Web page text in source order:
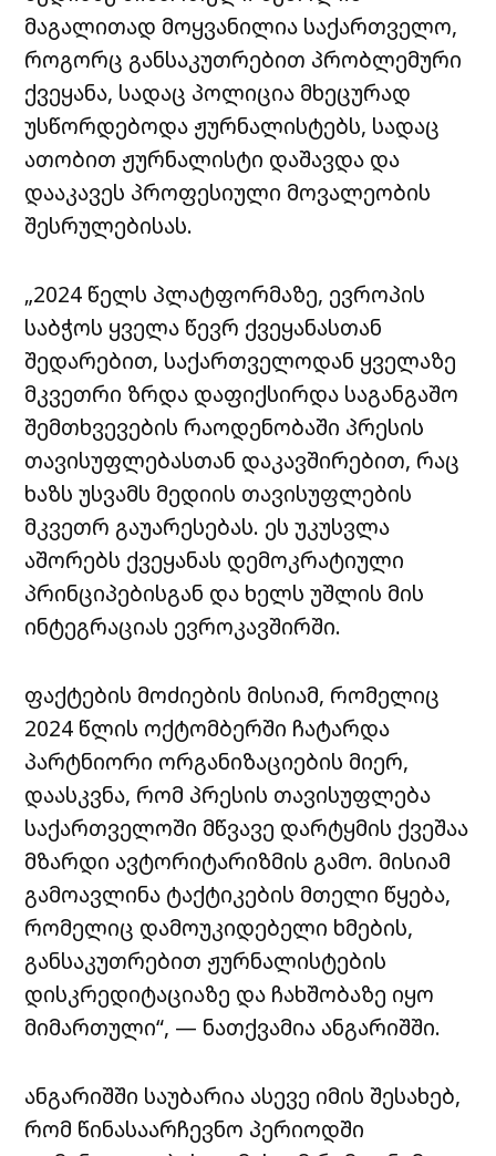
მაგალითად მოყვანილია საქართველო,
როგორც განსაკუთრებით პრობლემური
ქვეყანა, სადაც პოლიცია მხეცურად
უსწორდებოდა ჟურნალისტებს, სადაც
ათობით ჟურნალისტი დაშავდა და
დააკავეს პროფესიული მოვალეობის
შესრულებისას.
„2024 წელს პლატფორმაზე, ევროპის
საბჭოს ყველა წევრ ქვეყანასთან
შედარებით, საქართველოდან ყველაზე
მკვეთრი ზრდა დაფიქსირდა საგანგაშო
შემთხვევების რაოდენობაში პრესის
თავისუფლებასთან დაკავშირებით, რაც
ხაზს უსვამს მედიის თავისუფლების
მკვეთრ გაუარესებას. ეს უკუსვლა
აშორებს ქვეყანას დემოკრატიული
პრინციპებისგან და ხელს უშლის მის
ინტეგრაციას ევროკავშირში.
ფაქტების მოძიების მისიამ, რომელიც
2024 წლის ოქტომბერში ჩატარდა
პარტნიორი ორგანიზაციების მიერ,
დაასკვნა, რომ პრესის თავისუფლება
საქართველოში მწვავე დარტყმის ქვეშაა
მზარდი ავტორიტარიზმის გამო. მისიამ
გამოავლინა ტაქტიკების მთელი წყება,
რომელიც დამოუკიდებელი ხმების,
განსაკუთრებით ჟურნალისტების
დისკრედიტაციაზე და ჩახშობაზე იყო
მიმართული“, — ნათქვამია ანგარიშში.
ანგარიშში საუბარია ასევე იმის შესახებ,
რომ წინასაარჩევნო პერიოდში